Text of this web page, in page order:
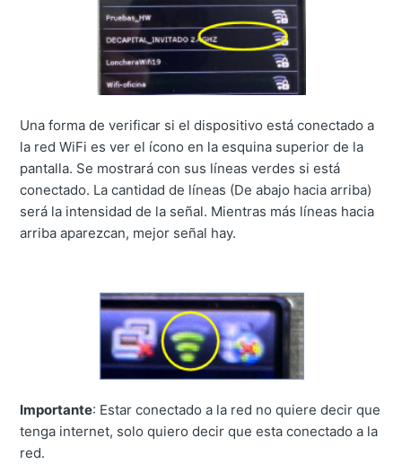
Una forma de verificar si el dispositivo está conectado a
la red WiFi es ver el ícono en la esquina superior de la
pantalla. Se mostrará con sus líneas verdes si está
conectado. La cantidad de líneas (De abajo hacia arriba)
será la intensidad de la señal. Mientras más líneas hacia
arriba aparezcan, mejor señal hay.
Importante: Estar conectado a la red no quiere decir que
tenga internet, solo quiero decir que esta conectado a la
red.